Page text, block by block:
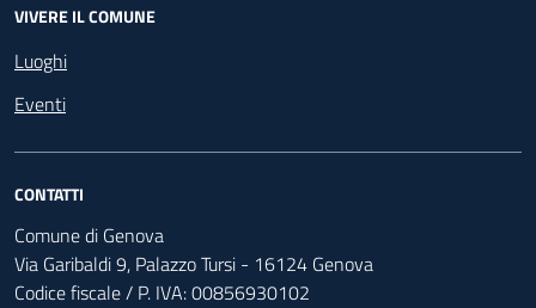
VIVERE IL COMUNE
Luoghi
Eventi
CONTATTI
Comune di Genova
Via Garibaldi 9, Palazzo Tursi - 16124 Genova
Codice fiscale / P. IVA: 00856930102